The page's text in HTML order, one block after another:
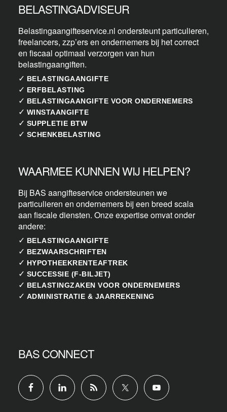
BELASTINGADVISEUR
Belastingaangifteservice.nl ondersteunt particulieren,
freelancers, zzp’ers en ondernemers bij het correct
en fiscaal optimaal verzorgen van hun
belastingaangiften.
✓ BELASTINGAANGIFTE
✓ ERFBELASTING
✓ BELASTINGAANGIFTE VOOR ONDERNEMERS
✓ WINSTAANGIFTE
✓ SUPPLETIE BTW
✓ SCHENKBELASTING
WAARMEE KUNNEN WIJ HELPEN?
Bij BAS aangifteservice ondersteunen we
particulieren en ondernemers bij een breed scala
aan fiscale diensten. Onze expertise omvat onder
andere:
✓ BELASTINGAANGIFTE
✓ BEZWAARSCHRIFTEN
✓ HYPOTHEEKRENTEAFTREK
✓ SUCCESSIE (F-BILJET)
✓ BELASTINGZAKEN VOOR ONDERNEMERS
✓ ADMINISTRATIE & JAARREKENING
BAS CONNECT